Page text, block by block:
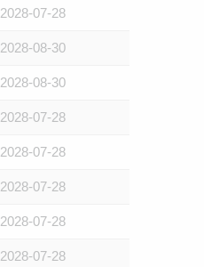
2028-07-28
2028-08-30
2028-08-30
2028-07-28
2028-07-28
2028-07-28
2028-07-28
2028-07-28